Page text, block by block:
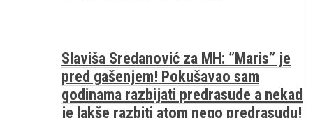
Slaviša Sredanović za MH: ”Maris” je
pred gašenjem! Pokušavao sam
godinama razbijati predrasude a nekad
je lakše razbiti atom nego predrasudu!